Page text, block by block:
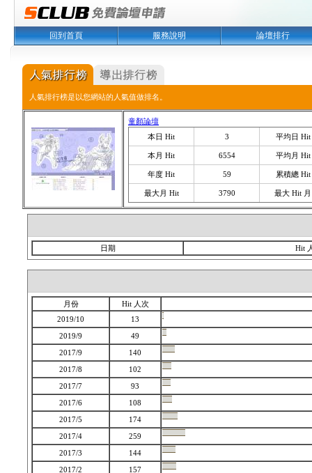
回到首頁 服務說明 論壇排行
人氣排行榜是以您網站的人氣值做排名。
童顏論壇
本日 Hit
3 平均日 Hit
本月 Hit 6554 平均月 Hit
年度 Hit 59 累積總 Hit
最大月 Hit 3790 最大 Hit 月
日期 Hit
月份
Hit 人次
2019/10
13
2019/9
49
2017/9
140
2017/8
102
2017/7
93
2017/6
108
2017/5
174
2017/4
259
2017/3
144
2017/2
157